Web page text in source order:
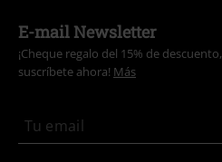
E-mail Newsletter
¡Cheque regalo del 15% de descuento,
suscríbete ahora! Más